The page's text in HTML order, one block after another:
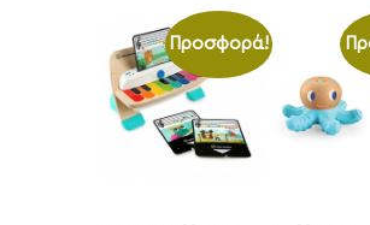
Προσφορά!